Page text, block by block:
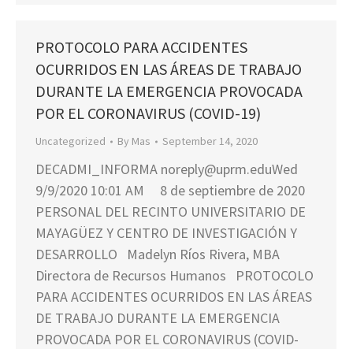
PROTOCOLO PARA ACCIDENTES
OCURRIDOS EN LAS ÁREAS DE TRABAJO
DURANTE LA EMERGENCIA PROVOCADA
POR EL CORONAVIRUS (COVID-19)
Uncategorized By Mas September 14, 2020
DECADMI_INFORMA noreply@uprm.eduWed
9/9/2020 10:01 AM 8 de septiembre de 2020
PERSONAL DEL RECINTO UNIVERSITARIO DE
MAYAGÜEZ Y CENTRO DE INVESTIGACIÓN Y
DESARROLLO Madelyn Ríos Rivera, MBA
Directora de Recursos Humanos PROTOCOLO
PARA ACCIDENTES OCURRIDOS EN LAS ÁREAS
DE TRABAJO DURANTE LA EMERGENCIA
PROVOCADA POR EL CORONAVIRUS (COVID-